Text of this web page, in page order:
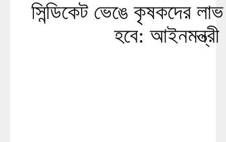
সিন্ডিকেট ভেঙে কৃষকদের লাভ
হবে: আইনমন্ত্রী